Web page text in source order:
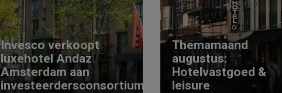
Invesco verkoopt
luxehotel Andaz
Amsterdam aan
investeerdersconsortium
Themamaand
augustus:
Hotelvastgoed &
leisure